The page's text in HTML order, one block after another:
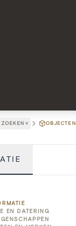
ZOEKEN ˅ OBJECTEN
EN DATERING